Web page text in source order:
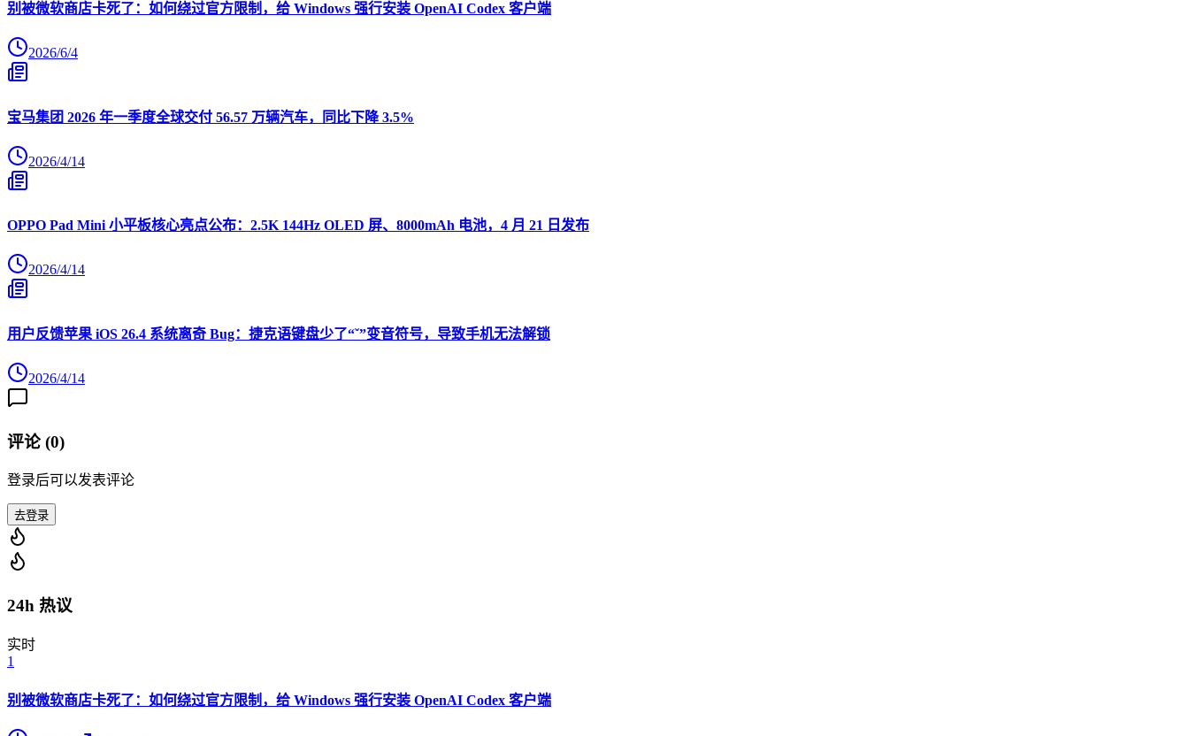
别被微软商店卡死了：如何绕过官方限制，给 Windows 强行安装 OpenAI Codex 客户端
2026/6/4
宝马集团 2026 年一季度全球交付 56.57 万辆汽车，同比下降 3.5%
2026/4/14
OPPO Pad Mini 小平板核心亮点公布：2.5K 144Hz OLED 屏、8000mAh 电池，4 月 21 日发布
2026/4/14
用户反馈苹果 iOS 26.4 系统离奇 Bug：捷克语键盘少了“ˇ”变音符号，导致手机无法解锁
2026/4/14
评论 (0)
登录后可以发表评论
去登录
24h 热议
实时
1
别被微软商店卡死了：如何绕过官方限制，给 Windows 强行安装 OpenAI Codex 客户端